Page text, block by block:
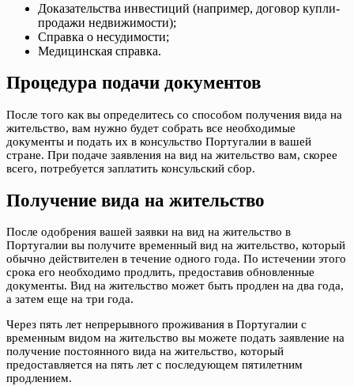
Доказательства инвестиций (например, договор купли-
продажи недвижимости);
Справка о несудимости;
Медицинская справка.
Процедура подачи документов
После того как вы определитесь со способом получения вида на
жительство, вам нужно будет собрать все необходимые
документы и подать их в консульство Португалии в вашей
стране. При подаче заявления на вид на жительство вам, скорее
всего, потребуется заплатить консульский сбор.
Получение вида на жительство
После одобрения вашей заявки на вид на жительство в
Португалии вы получите временный вид на жительство, который
обычно действителен в течение одного года. По истечении этого
срока его необходимо продлить, предоставив обновленные
документы. Вид на жительство может быть продлен на два года,
а затем еще на три года.
Через пять лет непрерывного проживания в Португалии с
временным видом на жительство вы можете подать заявление на
получение постоянного вида на жительство, который
предоставляется на пять лет с последующем пятилетним
продлением.